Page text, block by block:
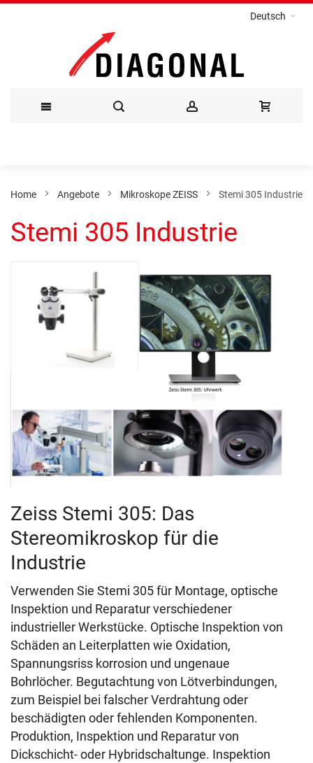
Deutsch
Inhalt
Home Angebote Mikroskope ZEISS Stemi 305 Industrie
Stemi 305 Industrie
Zeiss Stemi 305: Das
Stereomikroskop für die
Industrie
Verwenden Sie Stemi 305 für Montage, optische
Inspektion und Reparatur verschiedener
industrieller Werkstücke. Optische Inspektion von
Schäden an Leiterplatten wie Oxidation,
Spannungsriss korrosion und ungenaue
Bohrlöcher. Begutachtung von Lötverbindungen,
zum Beispiel bei falscher Verdrahtung oder
beschädigten oder fehlenden Komponenten.
Produktion, Inspektion und Reparatur von
Dickschicht- oder Hybridschaltunge. Inspektion